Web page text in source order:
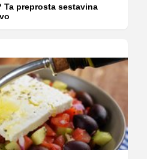
Ta preprosta sestavina